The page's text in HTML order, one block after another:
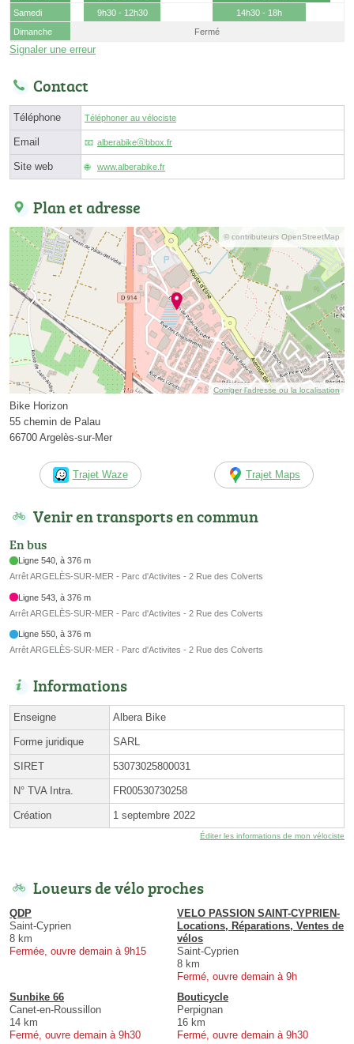
Samedi
9h30 - 12h30
14h30 - 18h
Dimanche
Fermé
Signaler une erreur
Contact
Téléphone Téléphoner au vélociste
Email alberabikeⓐbbox.fr
Site web www.alberabike.fr
Plan et adresse
© contributeurs OpenStreetMap
Corriger l’adresse ou la localisation
Bike Horizon
55 chemin de Palau
66700 Argelès-sur-Mer
Trajet Waze Trajet Maps
Venir en transports en commun
En bus
Ligne 540, à 376 m
Arrêt ARGELÈS-SUR-MER - Parc d'Activites - 2 Rue des Colverts
Ligne 543, à 376 m
Arrêt ARGELÈS-SUR-MER - Parc d'Activites - 2 Rue des Colverts
Ligne 550, à 376 m
Arrêt ARGELÈS-SUR-MER - Parc d'Activites - 2 Rue des Colverts
Informations
Enseigne Albera Bike
Forme juridique SARL
SIRET 53073025800031
N° TVA Intra. FR00530730258
Création 1 septembre 2022
Éditer les informations de mon vélociste
Loueurs de vélo proches
QDP
Saint-Cyprien
8 km
Fermée, ouvre demain à 9h15
VELO PASSION SAINT-CYPRIEN-
Locations, Réparations, Ventes de
vélos
Saint-Cyprien
8 km
Fermé, ouvre demain à 9h
Sunbike 66
Canet-en-Roussillon
14 km
Fermé, ouvre demain à 9h30
Bouticycle
Perpignan
16 km
Fermé, ouvre demain à 9h30